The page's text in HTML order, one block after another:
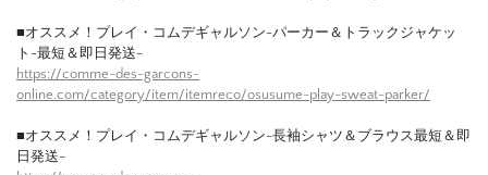
■オススメ！プレイ・コムデギャルソン-パーカー＆トラックジャケッ
ト-最短＆即日発送-
https://comme-des-garcons-
online.com/category/item/itemreco/osusume-play-sweat-parker/
■オススメ！プレイ・コムデギャルソン-長袖シャツ＆ブラウス最短＆即
日発送-